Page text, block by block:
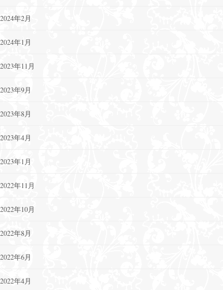
2024年2月
2024年1月
2023年11月
2023年9月
2023年8月
2023年4月
2023年1月
2022年11月
2022年10月
2022年8月
2022年6月
2022年4月